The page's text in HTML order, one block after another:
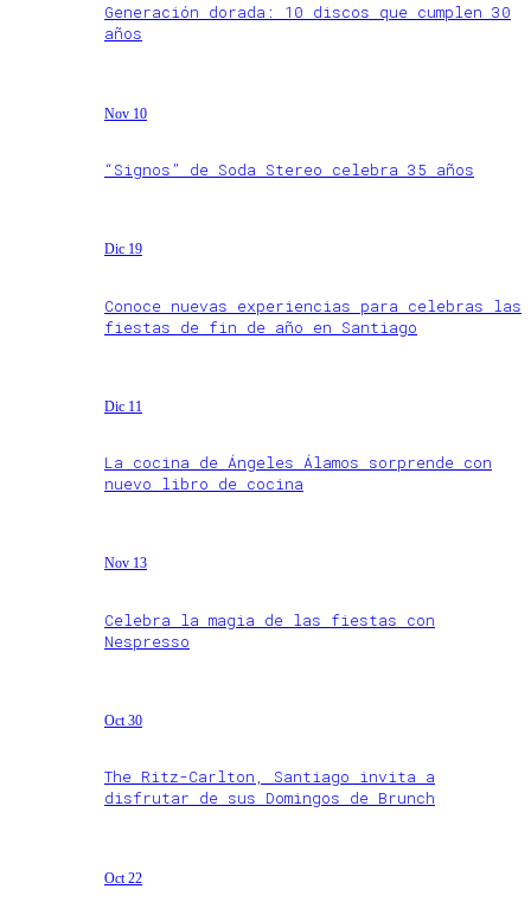
Generación dorada: 10 discos que cumplen 30
años
Nov 10
“Signos” de Soda Stereo celebra 35 años
Dic 19
Conoce nuevas experiencias para celebras las
fiestas de fin de año en Santiago
Dic 11
La cocina de Ángeles Álamos sorprende con
nuevo libro de cocina
Nov 13
Celebra la magia de las fiestas con
Nespresso
Oct 30
The Ritz-Carlton, Santiago invita a
disfrutar de sus Domingos de Brunch
Oct 22